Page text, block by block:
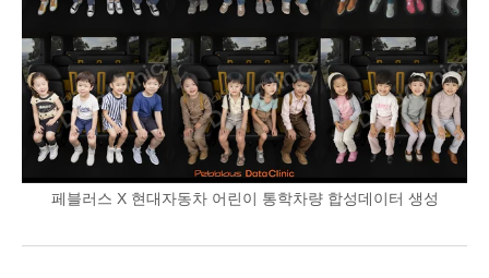
페블러스 X 현대자동차 어린이 통학차량 합성데이터 생성